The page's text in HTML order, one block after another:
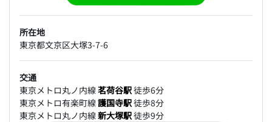
所在地
東京都文京区大塚3-7-6
交通
東京メトロ丸ノ内線茗荷谷駅徒歩6分
東京メトロ有楽町線護国寺駅徒歩8分
東京メトロ丸ノ内線新大塚駅徒歩9分